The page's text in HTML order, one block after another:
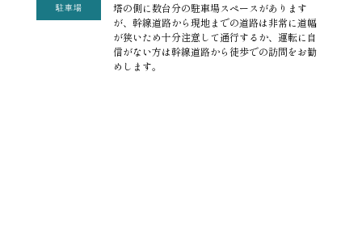
駐車場
塔の側に数台分の駐車場スペースがあります
が、幹線道路から現地までの道路は非常に道幅
が狭いため十分注意して通行するか、運転に自
信がない方は幹線道路から徒歩での訪問をお勧
めします。